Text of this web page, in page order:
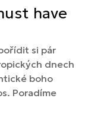
have
si pár
dnech
boho
Poradíme